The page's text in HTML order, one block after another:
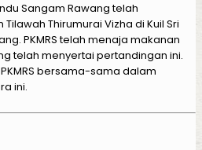
Sangam Rawang telah
Thirumurai Vizha di Kuil Sri
PKMRS telah menaja makanan
telah menyertai pertandingan ini.
bersama-sama dalam
ini.